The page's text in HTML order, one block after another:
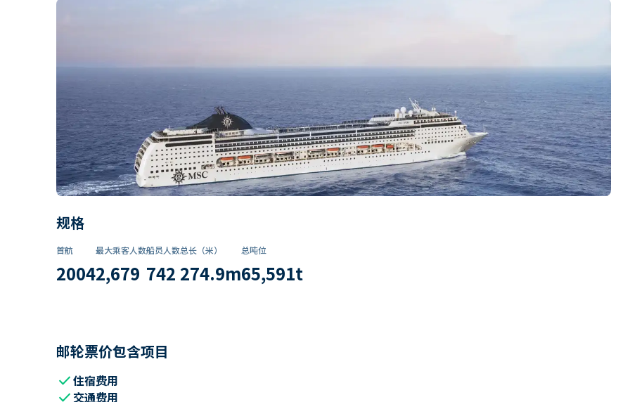
规格
首航
2004
最大乘客人数
2,679
船员人数
742
总长（米）
274.9m
总吨位
65,591t
邮轮票价包含项目
check住宿费用
check 交通费用